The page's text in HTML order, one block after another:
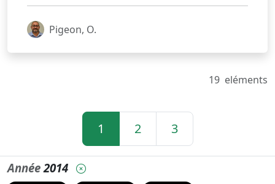
Pigeon, O.
19 eléments
1 2 3
Année2014